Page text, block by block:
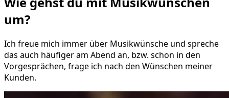
um?
Ich freue mich immer über Musikwünsche und spreche
das auch häufiger am Abend an, bzw. schon in den
Vorgesprächen, frage ich nach den Wünschen meiner
Kunden.